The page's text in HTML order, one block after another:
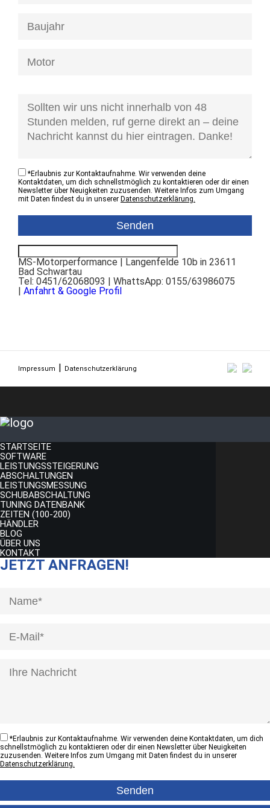
*Erlaubnis zur Kontaktaufnahme. Wir verwenden deine
Kontaktdaten, um dich schnellstmöglich zu kontaktieren oder dir einen
Newsletter über Neuigkeiten zuzusenden. Weitere Infos zum Umgang
mit Daten findest du in unserer Datenschutzerklärung.
MS-Motorperformance | Langenfelde 10b in 23611
Bad Schwartau
Tel: 0451/62068093 | WhattsApp: 0155/63986075
| Anfahrt & Google Profil
Impressum Datenschutzerklärung
STARTSEITE
SOFTWARE
LEISTUNGSSTEIGERUNG
ABSCHALTUNGEN
LEISTUNGSMESSUNG
SCHUBABSCHALTUNG
TUNING DATENBANK
ZEITEN (100-200)
HÄNDLER
BLOG
ÜBER UNS
KONTAKT
JETZT ANFRAGEN!
*Erlaubnis zur Kontaktaufnahme. Wir verwenden deine Kontaktdaten, um dich
schnellstmöglich zu kontaktieren oder dir einen Newsletter über Neuigkeiten
zuzusenden. Weitere Infos zum Umgang mit Daten findest du in unserer
Datenschutzerklärung.